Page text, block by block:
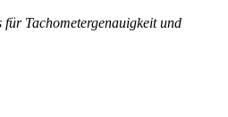
Tachometergenauigkeit und